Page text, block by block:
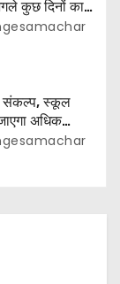
कुछ दिनों का
संकल्प, स्कूल
अधिक